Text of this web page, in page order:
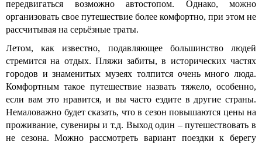
передвигаться возможно автостопом. Однако, можно
организовать свое путешествие более комфортно, при этом не
рассчитывая на серьёзные траты.
Летом, как известно, подавляющее большинство людей
стремится на отдых. Пляжи забиты, в исторических частях
городов и знаменитых музеях толпится очень много люда.
Комфортным такое путешествие назвать тяжело, особенно,
если вам это нравится, и вы часто ездите в другие страны.
Немаловажно будет сказать, что в сезон повышаются цены на
проживание, сувениры и т.д. Выход один – путешествовать в
не сезона. Можно рассмотреть вариант поездки к берегу